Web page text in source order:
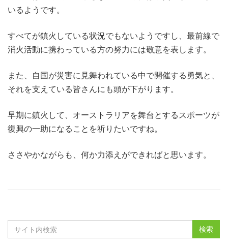
いるようです。
すべてが鎮火している状況でもないようですし、最前線で
消火活動に携わっている方の努力には敬意を表します。
また、自国が災害に見舞われている中で開催する勇気と、
それを支えている皆さんにも頭が下がります。
早期に鎮火して、オーストラリアを舞台とするスポーツが
復興の一助になることを祈りたいですね。
ささやかながらも、何か力添えができればと思います。